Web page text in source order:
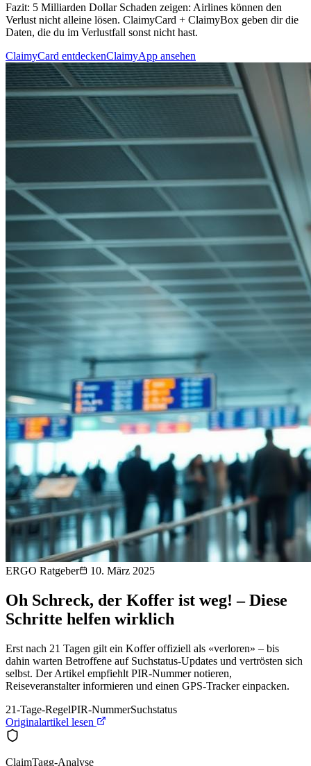
Fazit: 5 Milliarden Dollar Schaden zeigen: Airlines können den
Verlust nicht alleine lösen. ClaimyCard + ClaimyBox geben dir die
Daten, die du im Verlustfall sonst nicht hast.
ClaimyCard entdeckenClaimyApp ansehen
ERGO Ratgeber 10. März 2025
Oh Schreck, der Koffer ist weg! – Diese
Schritte helfen wirklich
Erst nach 21 Tagen gilt ein Koffer offiziell als «verloren» – bis
dahin warten Betroffene auf Suchstatus-Updates und vertrösten sich
selbst. Der Artikel empfiehlt PIR-Nummer notieren,
Reiseveranstalter informieren und einen GPS-Tracker einpacken.
21-Tage-RegelPIR-NummerSuchstatus
Originalartikel lesen
ClaimTagg-Analyse